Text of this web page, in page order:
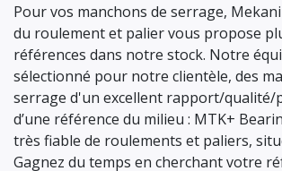
Pour vos manchons de serrage,
du roulement et palier vous propose
références dans notre stock. Notre
sélectionné pour notre clientèle, des
serrage d'un excellent rapport/qualité/
d’une référence du milieu : MTK+
très fiable de roulements et paliers,
Gagnez du temps en cherchant votre